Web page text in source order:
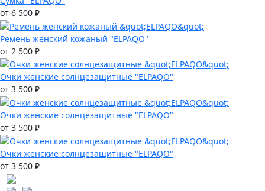
от 6 500 ₽
Ремень женский кожаный "ELPAQO"
от 2 500 ₽
Очки женские солнцезащитные "ELPAQO"
от 3 500 ₽
Очки женские солнцезащитные "ELPAQO"
от 3 500 ₽
Очки женские солнцезащитные "ELPAQO"
от 3 500 ₽